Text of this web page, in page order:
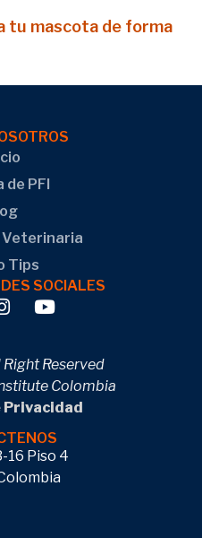
tu mascota de forma
de PFI
Veterinaria
Tips
SOCIALES
Reserved
Colombia
Privacidad
16 Piso 4